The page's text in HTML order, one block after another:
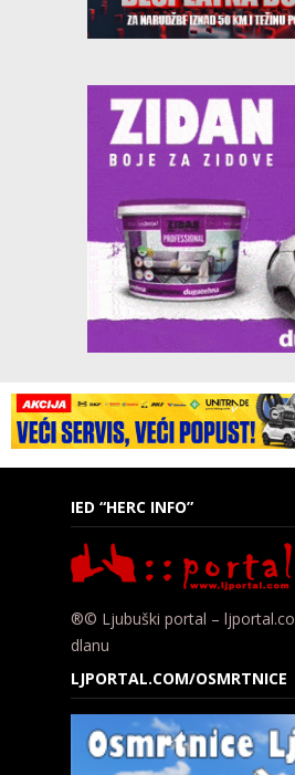
IED “HERC INFO”
®© Ljubuški portal –
dlanu
LJPORTAL.COM/OSMRTNICE